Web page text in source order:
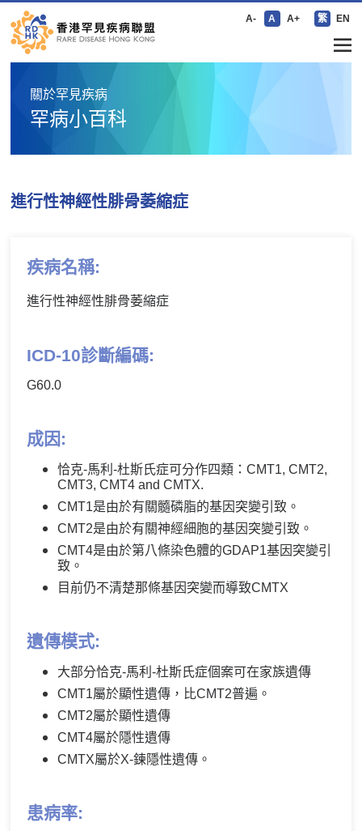
A- A A+ 繁 EN
關於罕見疾病
罕病小百科
進行性神經性腓骨萎縮症
疾病名稱:
進行性神經性腓骨萎縮症
ICD-10診斷編碼:
G60.0
成因:
恰克-馬利-杜斯氏症可分作四類：CMT1, CMT2,
CMT3, CMT4 and CMTX.
CMT1是由於有關髓磷脂的基因突變引致。
CMT2是由於有關神經細胞的基因突變引致。
CMT4是由於第八條染色體的GDAP1基因突變引
致。
目前仍不清楚那條基因突變而導致CMTX
遺傳模式:
大部分恰克-馬利-杜斯氏症個案可在家族遺傳
CMT1屬於顯性遺傳，比CMT2普遍。
CMT2屬於顯性遺傳
CMT4屬於隱性遺傳
CMTX屬於X-鍊隱性遺傳。
患病率: